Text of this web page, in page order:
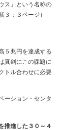
ス」という名称の
：３ページ）
５兆円を達成する
真剣にこの課題に
トル合わせに必要
ーション・センタ
推進した３０～４